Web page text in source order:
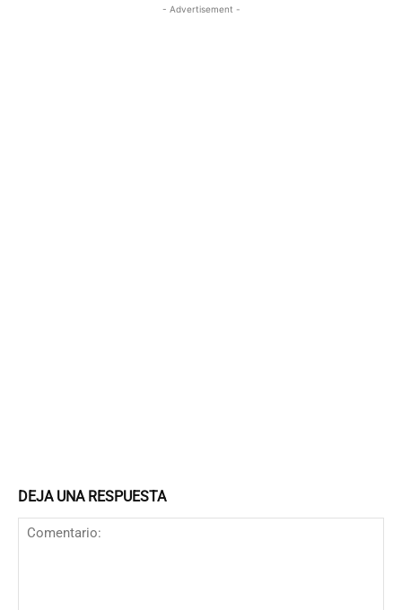
- Advertisement -
DEJA UNA RESPUESTA